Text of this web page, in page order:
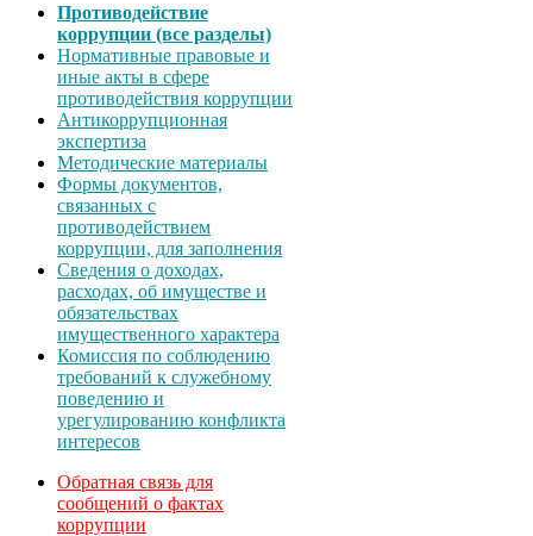
Противодействие
коррупции (все разделы)
Нормативные правовые и
иные акты в сфере
противодействия коррупции
Антикоррупционная
экспертиза
Методические материалы
Формы документов,
связанных с
противодействием
коррупции, для заполнения
Сведения о доходах,
расходах, об имуществе и
обязательствах
имущественного характера
Комиссия по соблюдению
требований к служебному
поведению и
урегулированию конфликта
интересов
Обратная связь для
сообщений о фактах
коррупции